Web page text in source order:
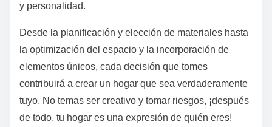
y personalidad.
Desde la planificación y elección de materiales hasta
la optimización del espacio y la incorporación de
elementos únicos, cada decisión que tomes
contribuirá a crear un hogar que sea verdaderamente
tuyo. No temas ser creativo y tomar riesgos, ¡después
de todo, tu hogar es una expresión de quién eres!